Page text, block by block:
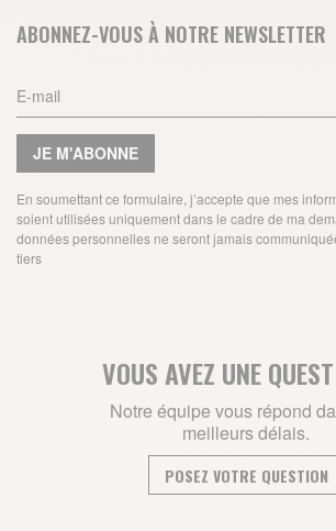
ABONNEZ-VOUS À NOTRE NEWSLETTER
JE M'ABONNE
En soumettant ce formulaire, j’accepte que mes
soient utilisées uniquement dans le cadre de ma
données personnelles ne seront jamais
tiers
VOUS AVEZ UNE
Notre équipe vous répond
meilleurs délais.
POSEZ VOTRE QUESTION